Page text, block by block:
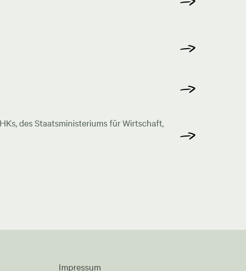
des Staatsministeriums für Wirtschaft,
Impressum